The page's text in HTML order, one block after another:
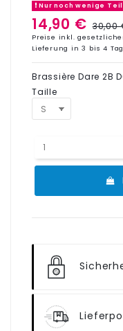
Nur noch wenige
14,90 € 30,00
Preise inkl.
Lieferung in 3 bis 4
Brassière Dare 2B
Taille